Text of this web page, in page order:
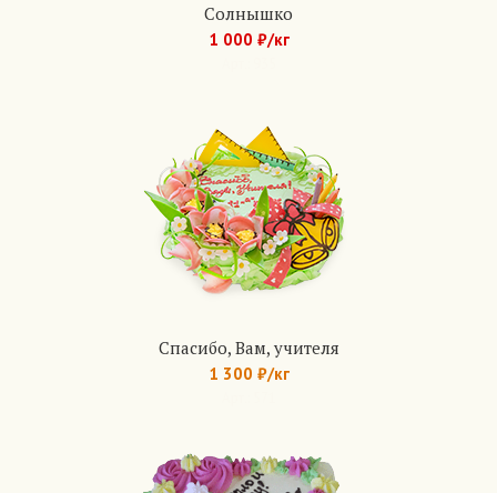
Солнышко
1 000 ₽/кг
Спасибо, Вам, учителя
1 300 ₽/кг